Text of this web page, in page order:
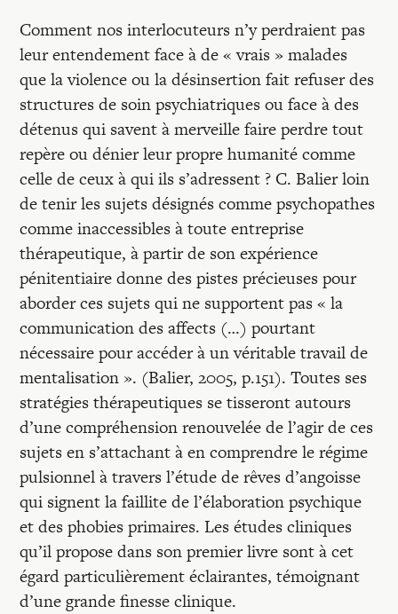
Comment nos interlocuteurs n’y perdraient pas
leur entendement face à de « vrais » malades
que la violence ou la désinsertion fait refuser des
structures de soin psychiatriques ou face à des
détenus qui savent à merveille faire perdre tout
repère ou dénier leur propre humanité comme
celle de ceux à qui ils s’adressent ? C. Balier loin
de tenir les sujets désignés comme psychopathes
comme inaccessibles à toute entreprise
thérapeutique, à partir de son expérience
pénitentiaire donne des pistes précieuses pour
aborder ces sujets qui ne supportent pas « la
communication des affects (…) pourtant
nécessaire pour accéder à un véritable travail de
mentalisation ». (Balier, 2005, p.151). Toutes ses
stratégies thérapeutiques se tisseront autours
d’une compréhension renouvelée de l’agir de ces
sujets en s’attachant à en comprendre le régime
pulsionnel à travers l’étude de rêves d’angoisse
qui signent la faillite de l’élaboration psychique
et des phobies primaires. Les études cliniques
qu’il propose dans son premier livre sont à cet
égard particulièrement éclairantes, témoignant
d’une grande finesse clinique.